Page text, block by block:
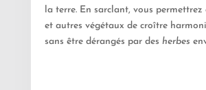
la terre. En sarclant, vous permettrez
et autres végétaux de croître
sans être dérangés par des herbes